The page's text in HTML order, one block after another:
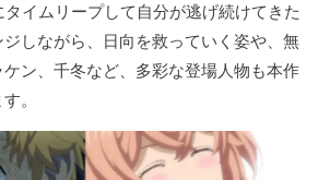
イムリープして自分が逃げ続けてきた
しながら、日向を救っていく姿や、無
ン、千冬など、多彩な登場人物も本作
。